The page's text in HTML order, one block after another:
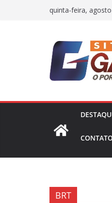
quinta-feira,
BRT